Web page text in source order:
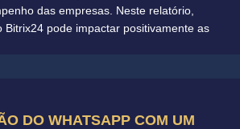
das empresas. Neste relatório,
Bitrix24 pode impactar positivamente as
DO WHATSAPP COM UM